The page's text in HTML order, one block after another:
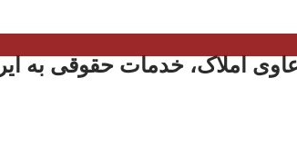
املاک، خدمات حقوقی به